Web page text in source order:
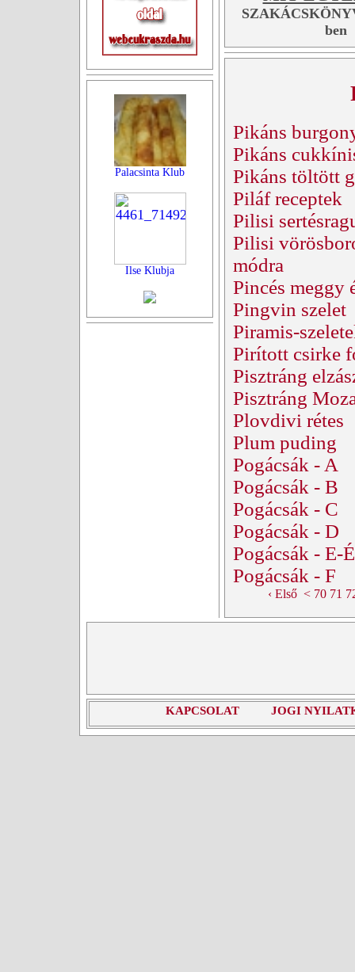
Palacsinta Klub
Ilse Klubja
ben
Pikáns
Pikáns
Pikáns töltött
Piláf receptek
Pilisi
Pilisi
módra
Pincés meggy
Pingvin szelet
Piramis-
Pirított csirke
Pisztráng
Pisztráng
Plovdivi rétes
Plum puding
Pogácsák - A
Pogácsák - B
Pogácsák - C
Pogácsák - D
Pogácsák - E-É
Pogácsák - F
‹ Első < 70 71
KAPCSOLAT JOGI